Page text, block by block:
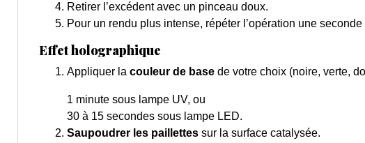
Retirer l’excédent avec un pinceau doux.
Pour un rendu plus intense, répéter l’opération une seconde
Effet holographique
Appliquer la couleur de base de votre choix (noire, verte,
1 minute sous lampe UV, ou
30 à 15 secondes sous lampe LED.
Saupoudrer les paillettes sur la surface catalysée.